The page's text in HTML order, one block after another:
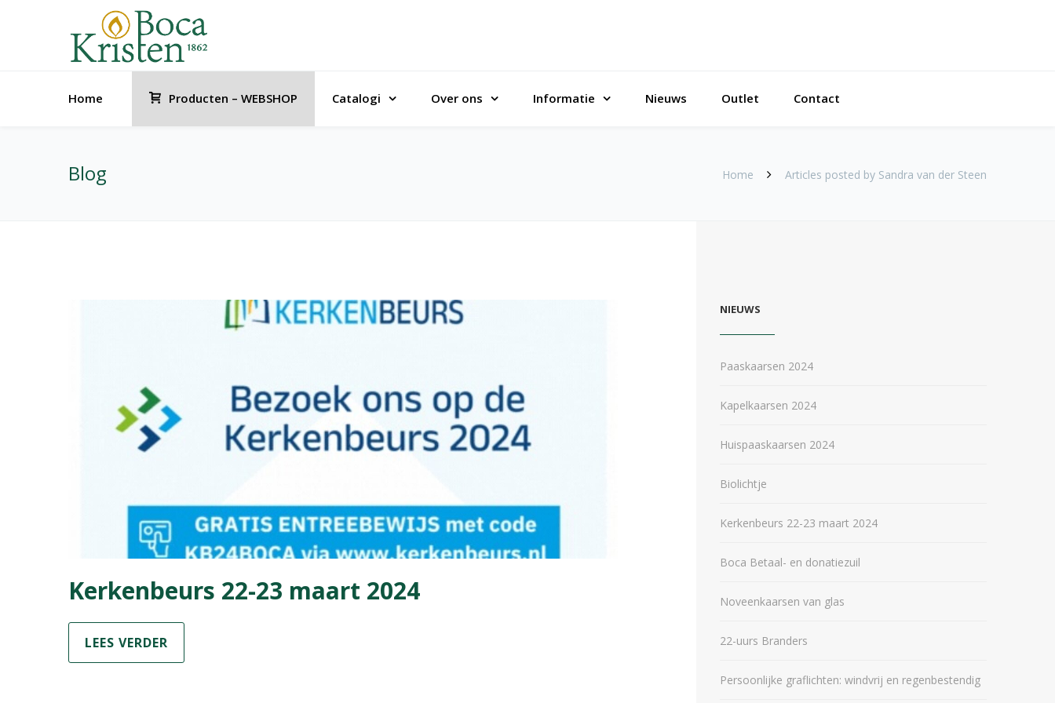
Home Producten – WEBSHOP Catalogi Over ons Informatie Nieuws Outlet Contact
Blog Home Articles posted by Sandra van der Steen
Kerkenbeurs 22-23 maart 2024
LEES VERDER
NIEUWS
Paaskaarsen 2024
Kapelkaarsen 2024
Huispaaskaarsen 2024
Biolichtje
Kerkenbeurs 22-23 maart 2024
Boca Betaal- en donatiezuil
Noveenkaarsen van glas
22-uurs Branders
Persoonlijke graflichten: windvrij en regenbestendig